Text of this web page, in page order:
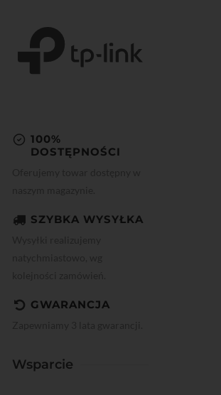
100%
DOSTĘPNOŚCI
SZYBKA WYSYŁKA
GWARANCJA
Wsparcie